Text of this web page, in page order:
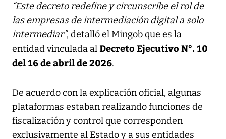
“Este decreto redefine y circunscribe el rol de
las empresas de intermediación digital a solo
intermediar”, detalló el Mingob que es la
entidad vinculada al Decreto Ejecutivo N°. 10
del 16 de abril de 2026.
De acuerdo con la explicación oficial, algunas
plataformas estaban realizando funciones de
fiscalización y control que corresponden
exclusivamente al Estado y a sus entidades